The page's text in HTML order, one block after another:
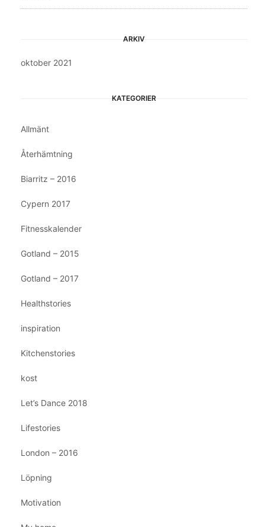
ARKIV
oktober 2021
KATEGORIER
Allmänt
Återhämtning
Biarritz – 2016
Cypern 2017
Fitnesskalender
Gotland – 2015
Gotland – 2017
Healthstories
inspiration
Kitchenstories
kost
Let’s Dance 2018
Lifestories
London – 2016
Löpning
Motivation